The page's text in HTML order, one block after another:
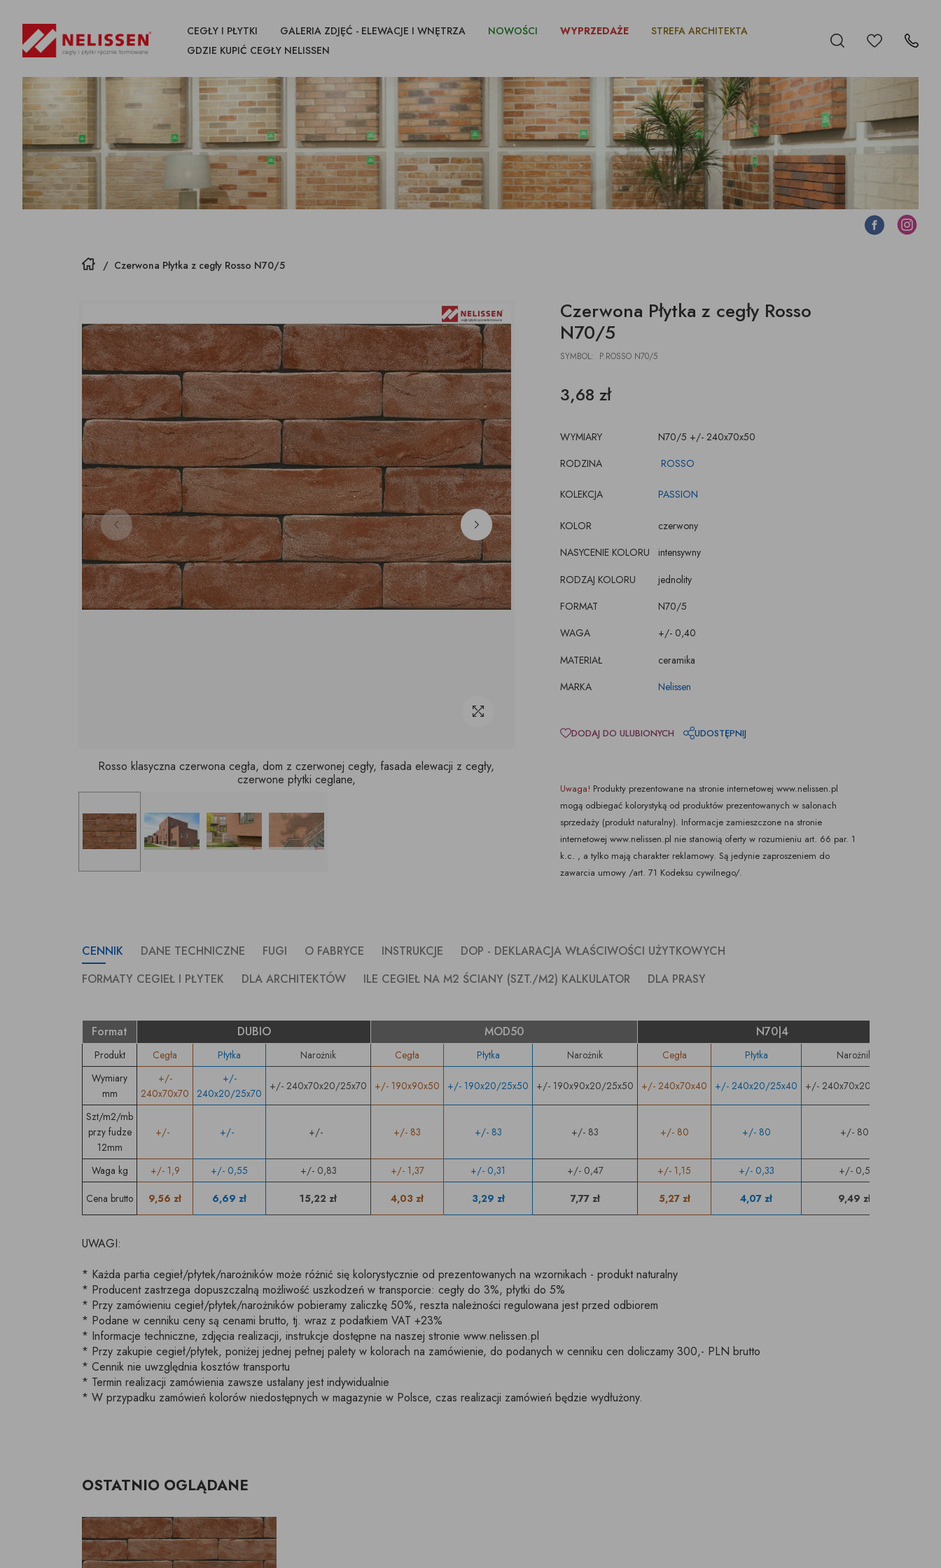
CEGŁY I PŁYTKI
CEGŁY I PŁYTKI
WSZYSTKIE
PRODUKTY
CEGŁY PŁYTKI CIĘTE Z CEGŁY
NAROŻNIKI CIĘTE Z
CEGŁY
FUGI KLEJE
IMPREGNATY
GALERIA ZDJĘĆ - ELEWACJE I WNĘTRZA NOWOŚCI WYPRZEDAŻE
STREFA ARCHITEKTA
GDZIE KUPIĆ CEGŁY NELISSEN
Szukaj Ulubione Kontakt
FacebookInstagram
Strona główna
/ Czerwona Płytka z cegły Rosso N70/5
Rosso klasyczna czerwona cegła, dom z czerwonej cegły, fasada elewacji z cegły,
czerwone płytki ceglane,
Czerwona Płytka z cegły Rosso
N70/5
SYMBOL: P.ROSSO N70/5
3,68 zł
WYMIARY
N70/5 +/- 240x70x50
RODZINA
ROSSO
KOLEKCJA PASSION
KOLOR
czerwony
NASYCENIE KOLORU
intensywny
RODZAJ KOLORU
jednolity
FORMAT
N70/5
WAGA
+/- 0,40
MATERIAŁ
ceramika
MARKA
Nelissen
DODAJ DO ULUBIONYCH UDOSTĘPNIJ
Uwaga! Produkty prezentowane na stronie internetowej www.nelissen.pl
mogą odbiegać kolorystyką od produktów prezentowanych w salonach
sprzedaży (produkt naturalny). Informacje zamieszczone na stronie
internetowej www.nelissen.pl nie stanowią oferty w rozumieniu art. 66 par. 1
k.c. , a tylko mają charakter reklamowy. Są jedynie zaproszeniem do
zawarcia umowy /art. 71 Kodeksu cywilnego/.
CENNIK DANE TECHNICZNE FUGI O FABRYCE INSTRUKCJE
DOP - DEKLARACJA WŁAŚCIWOŚCI UŻYTKOWYCH
FORMATY CEGIEŁ I PŁYTEK
DLA ARCHITEKTÓW ILE CEGIEŁ NA M2 ŚCIANY (SZT./M2) KALKULATOR DLA PRASY
Format DUBIO MOD50 N70|4
Produkt Cegła Płytka Narożnik Cegła Płytka Narożnik Cegła Płytka Narożnik
Wymiary
mm
+/-
240x70x70
+/-
240x20/25x70
+/- 240x70x20/25x70 +/- 190x90x50 +/- 190x20/25x50 +/- 190x90x20/25x50 +/- 240x70x40 +/- 240x20/25x40 +/- 240x70x20/25x40
Szt/m2/mb
przy fudze
12mm
+/- +/- +/- +/- 83 +/- 83 +/- 83 +/- 80 +/- 80 +/- 80
Waga kg +/- 1,9 +/- 0,55 +/- 0,83 +/- 1,37 +/- 0,31 +/- 0,47 +/- 1,15 +/- 0,33 +/- 0,5
Cena brutto
9,56 zł 6,69 zł 15,22 zł 4,03 zł 3,29 zł 7,77 zł 5,27 zł 4,07 zł 9,49 zł
UWAGI:
* Każda partia cegieł/płytek/narożników może różnić się kolorystycznie od prezentowanych na wzornikach - produkt naturalny
* Producent zastrzega dopuszczalną możliwość uszkodzeń w transporcie: cegły do 3%, płytki do 5%
* Przy zamówieniu cegieł/płytek/narożników pobieramy zaliczkę 50%, reszta należności regulowana jest przed odbiorem
* Podane w cenniku ceny są cenami brutto, tj. wraz z podatkiem VAT +23%
* Informacje techniczne, zdjęcia realizacji, instrukcje dostępne na naszej stronie www.nelissen.pl
* Przy zakupie cegieł/płytek, poniżej jednej pełnej palety w kolorach na zamówienie, do podanych w cenniku cen doliczamy 300,- PLN brutto
* Cennik nie uwzględnia kosztów transportu
* Termin realizacji zamówienia zawsze ustalany jest indywidualnie
* W przypadku zamówień kolorów niedostępnych w magazynie w Polsce, czas realizacji zamówień będzie wydłużony.
OSTATNIO OGLĄDANE